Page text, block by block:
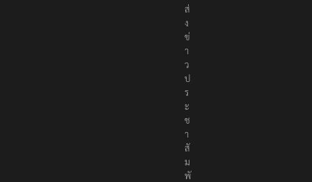
ม
ส่
ง
ข่
า
ว
ป
ร
ะ
ช
า
สั
ม